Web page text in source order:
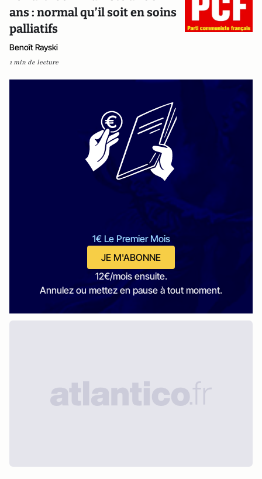
ans : normal qu’il soit en soins
palliatifs
Benoît Rayski
1 min de lecture
1€ Le Premier Mois
JE M'ABONNE
12€/mois ensuite.
Annulez ou mettez en pause à tout moment.